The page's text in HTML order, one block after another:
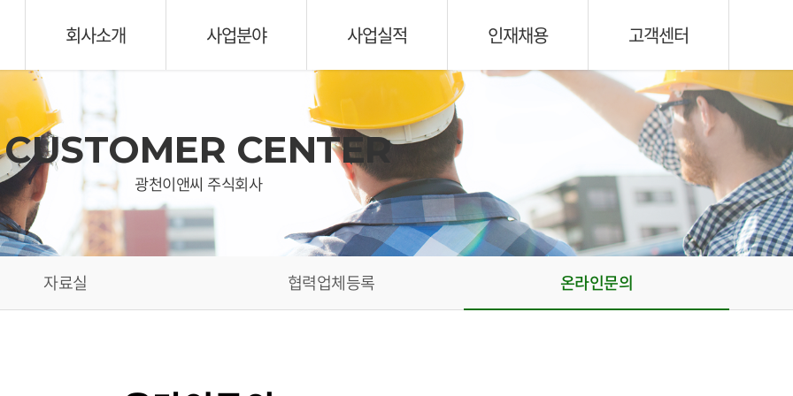
회사소개 사업분야 사업실적 인재채용 고객센터
CUSTOMER CENTER
광천이앤씨 주식회사
자료실 협력업체등록 온라인문의